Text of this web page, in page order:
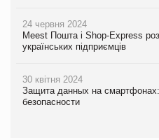
24 червня 2024
Meest Пошта і Shop-Express
українських підприємців
30 квітня 2024
Защита данных на
безопасности